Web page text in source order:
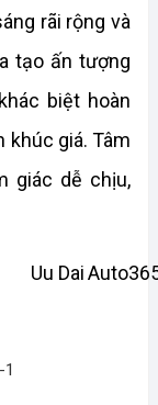
rãi rộng và
tạo ấn tượng
biệt hoàn
khúc giá. Tâm
giác dễ chịu,